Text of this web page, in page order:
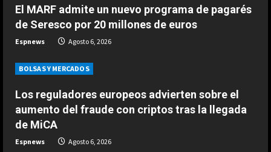
n
g
El MARF admite un nuevo programa de pagarés
de Seresco por 20 millones de euros
Espnews Agosto 6, 2026
BOLSAS Y MERCADOS
Los reguladores europeos advierten sobre el
aumento del fraude con criptos tras la llegada
de MiCA
Espnews Agosto 6, 2026
3 Agosto 6, 2026
El jefe de Ducati alucina con la
imposible hace un mes…”
ESPAÑA
escuchando esto…”: la interesante